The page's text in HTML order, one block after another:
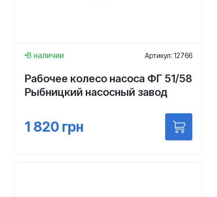
В наличии Артикул: 12766
Рабочее колесо насоса ФГ 51/58
Рыбницкий насосный завод
1 820 грн